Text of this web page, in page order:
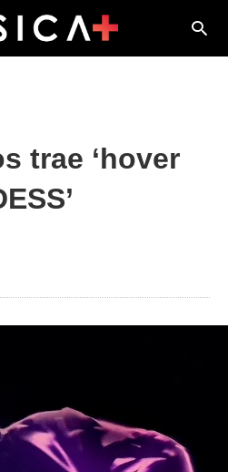
trae ‘hover